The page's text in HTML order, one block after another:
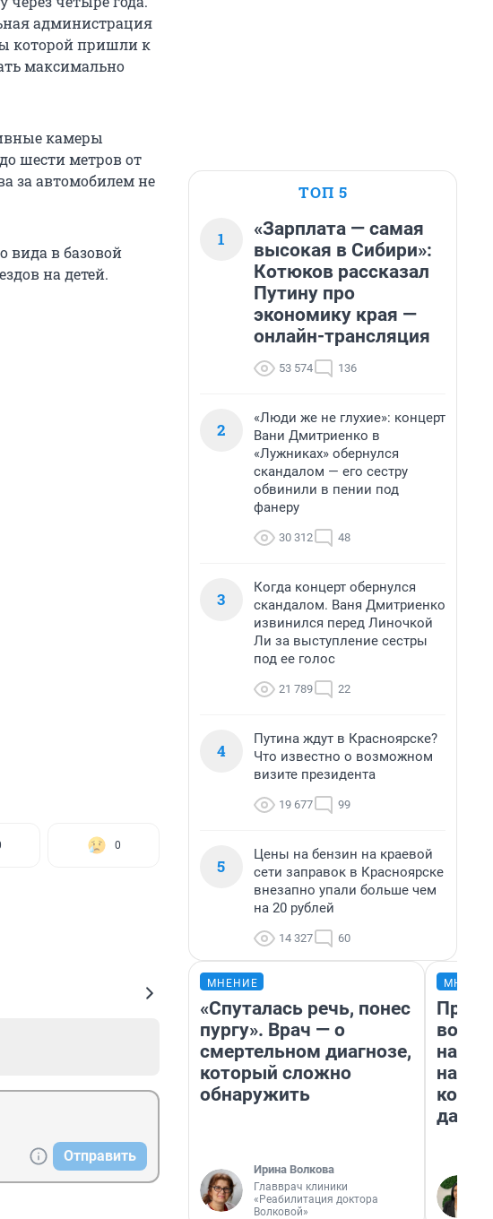
администрация
которой пришли к
максимально
камеры
шести метров от
за автомобилем не
вида в базовой
на детей.
0
Отправить
ТОП 5
1
«Зарплата — самая
высокая в Сибири»:
Котюков рассказал
Путину про
экономику края —
онлайн-трансляция
53 574 136
2
«Люди же не глухие»: концерт
Вани Дмитриенко в
«Лужниках» обернулся
скандалом — его сестру
обвинили в пении под
фанеру
30 312 48
3
Когда концерт обернулся
скандалом. Ваня Дмитриенко
извинился перед Линочкой
Ли за выступление сестры
под ее голос
21 789 22
4
Путина ждут в Красноярске?
Что известно о возможном
визите президента
19 677 99
5
Цены на бензин на краевой
сети заправок в Красноярске
внезапно упали больше чем
на 20 рублей
14 327 60
МНЕНИЕ
«Спуталась речь, понес
пургу». Врач — о
смертельном диагнозе,
который сложно
обнаружить
Ирина Волкова
Главврач клиники
«Реабилитация доктора
Волковой»
нам
даже